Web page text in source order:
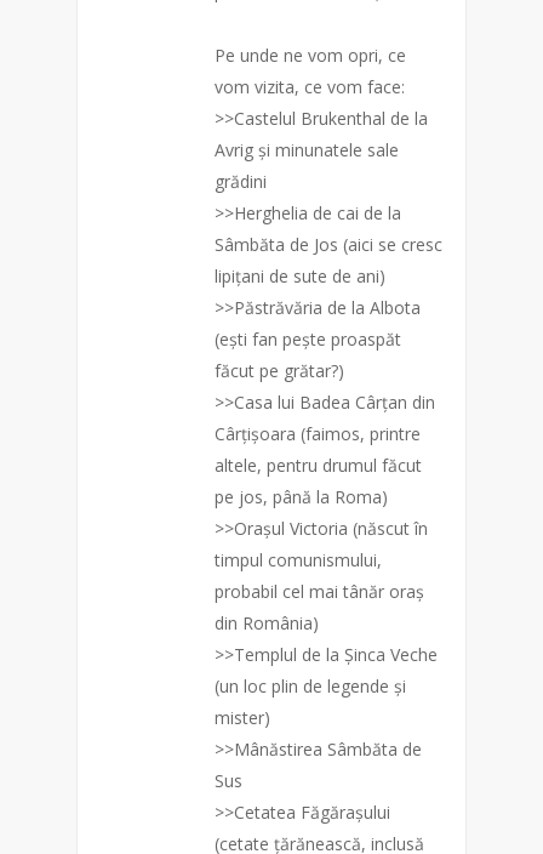
Pe unde ne vom opri, ce
vom vizita, ce vom face:
>>Castelul Brukenthal de la
Avrig și minunatele sale
grădini
>>Herghelia de cai de la
Sâmbăta de Jos (aici se cresc
lipițani de sute de ani)
>>Păstrăvăria de la Albota
(ești fan pește proaspăt
făcut pe grătar?)
>>Casa lui Badea Cârțan din
Cârțișoara (faimos, printre
altele, pentru drumul făcut
pe jos, până la Roma)
>>Orașul Victoria (născut în
timpul comunismului,
probabil cel mai tânăr oraș
din România)
>>Templul de la Șinca Veche
(un loc plin de legende și
mister)
>>Mânăstirea Sâmbăta de
Sus
>>Cetatea Făgărașului
(cetate țărănească, inclusă